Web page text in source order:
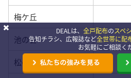
梅ケ丘
池の台
松の里
DEALは、 全戸配布のスペ
告知チラシ、広報誌など全世帯に配
お気軽にご相談く